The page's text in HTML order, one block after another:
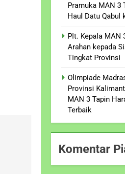
Pramuka MAN 3
Haul Datu Qabul
Plt. Kepala MAN
Arahan kepada
Tingkat Provinsi
Olimpiade
Provinsi
MAN 3 Tapin
Terbaik
Komentar